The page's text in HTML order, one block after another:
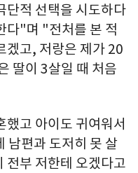
단적 선택을 시도하다
다"며 "전처를 본 적
겠고, 저랑은 제가 20
딸이 3살일 때 처음
고 아이도 귀여워서
남편과 도저히 못 살
전부 저한테 오겠다고